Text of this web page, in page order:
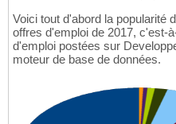
Voici tout d'abord la popularité
offres d'emploi de 2017, c'est-
d'emploi postées sur
moteur de base de données.